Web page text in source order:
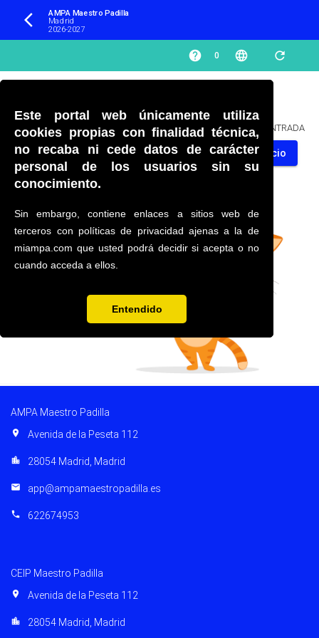
Este portal web únicamente utiliza
cookies propias con finalidad técnica,
no recaba ni cede datos de carácter
personal de los usuarios sin su
conocimiento.
Sin embargo, contiene enlaces a sitios web de
terceros con políticas de privacidad ajenas a la de
miampa.com que usted podrá decidir si acepta o no
cuando acceda a ellos.
Entendido
arrow_back_ios Madrid
2026-2027
help 0 language refresh
PÁGINA NO ENCONTRADA
Volver al inicio
AMPA Maestro Padilla
location_on Avenida de la Peseta 112
location_city 28054 Madrid, Madrid
email app@ampamaestropadilla.es
phone 622674953
CEIP Maestro Padilla
location_on Avenida de la Peseta 112
location_city 28054 Madrid, Madrid